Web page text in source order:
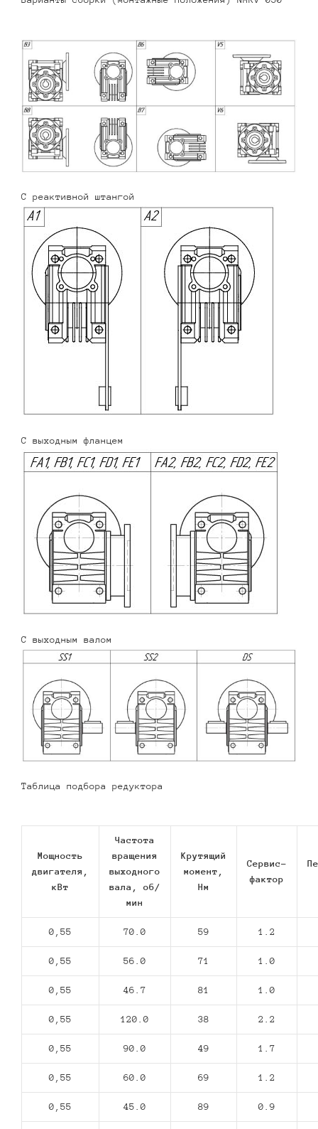
С реактивной штангой
С выходным фланцем
С выходным валом
Таблица подбора редуктора
Мощность
двигателя,
кВт
Частота
вращения
выходного
вала, об/
мин
Крутящий
момент,
Нм
Сервис-
фактор
0,55 70.0 59 1.2
0,55 56.0 71 1.0
0,55 46.7 81 1.0
0,55 120.0 38 2.2
0,55 90.0 49 1.7
0,55 60.0 69 1.2
0,55 45.0 89 0.9